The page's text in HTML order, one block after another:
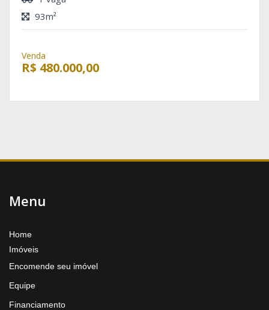
93m²
Venda
R$ 480.000,00
Menu
Home
Imóveis
Encomende seu imóvel
Equipe
Financiamento